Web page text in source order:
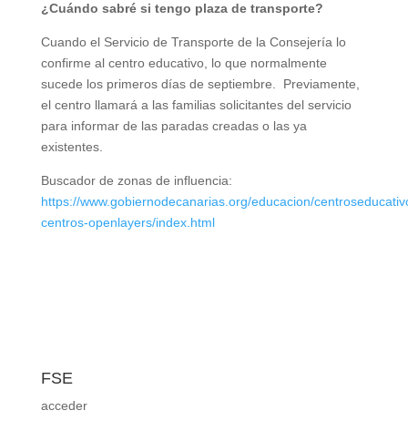
¿Cuándo sabré si tengo plaza de transporte?
Cuando el Servicio de Transporte de la Consejería lo
confirme al centro educativo, lo que normalmente
sucede los primeros días de septiembre. Previamente,
el centro llamará a las familias solicitantes del servicio
para informar de las paradas creadas o las ya
existentes.
Buscador de zonas de influencia:
https://www.gobiernodecanarias.org/educacion/
centros-openlayers/index.html
FSE
acceder